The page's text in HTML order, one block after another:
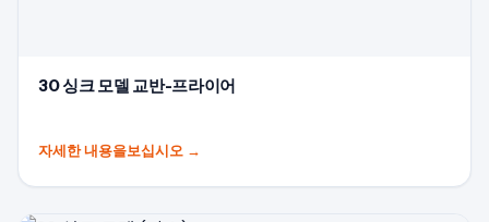
30 싱크 모델 교반-프라이어
자세한 내용을보십시오 →